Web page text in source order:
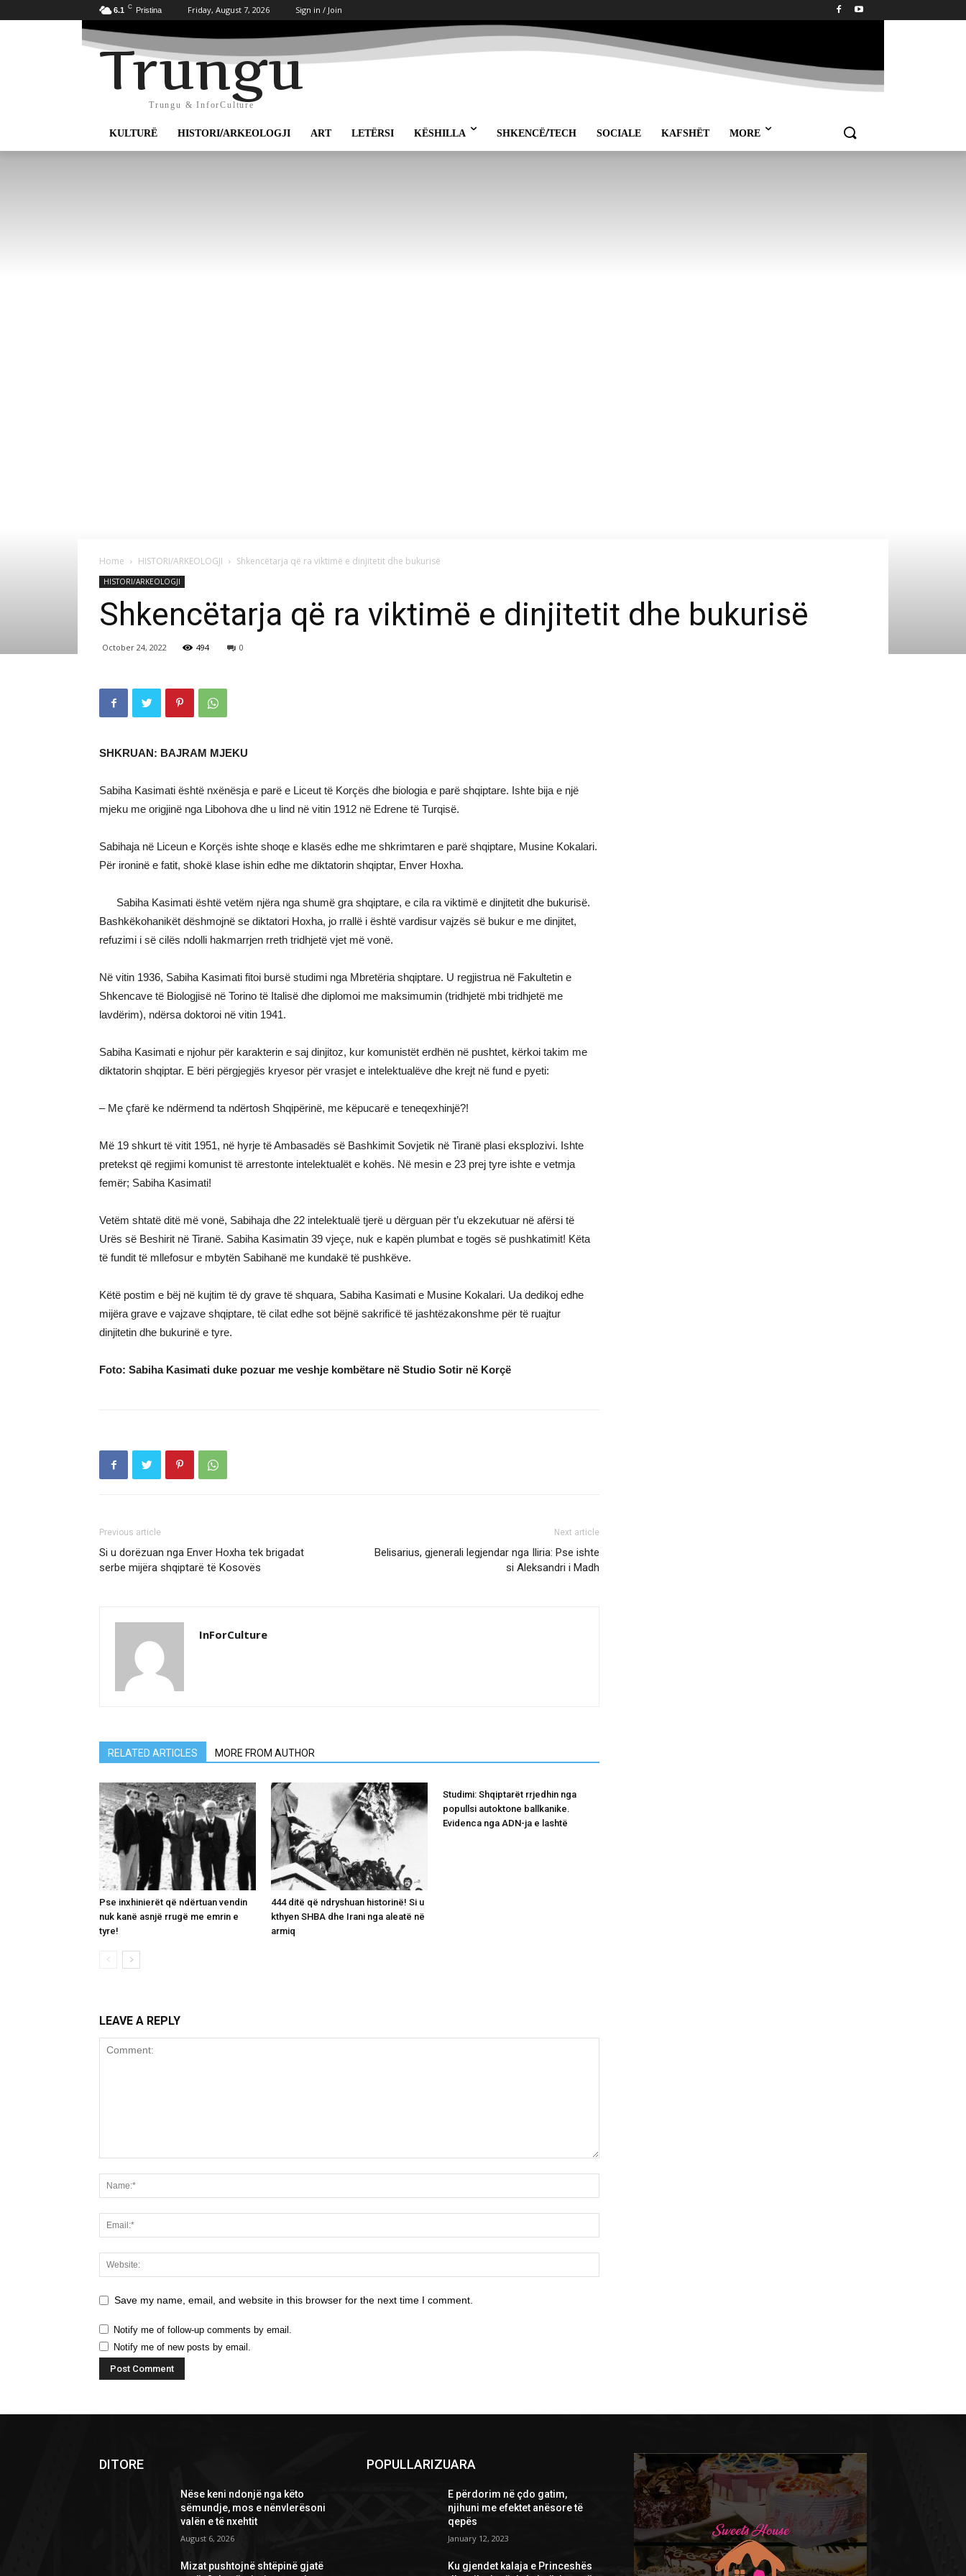
6.1 C Pristina Friday, August 7, 2026 Sign in / Join
Trungu
Trungu & InforCulture
KULTURË HISTORI/ARKEOLOGJI ART LETËRSI KËSHILLA SHKENCË/TECH SOCIALE KAFSHËT MORE
Home HISTORI/ARKEOLOGJI Shkencëtarja që ra viktimë e dinjitetit dhe bukurisë
HISTORI/ARKEOLOGJI
Shkencëtarja që ra viktimë e dinjitetit dhe bukurisë
October 24, 2022 494 0
SHKRUAN: BAJRAM MJEKU
Sabiha Kasimati është nxënësja e parë e Liceut të Korçës dhe biologia e parë shqiptare. Ishte bija e një
mjeku me origjinë nga Libohova dhe u lind në vitin 1912 në Edrene të Turqisë.
Sabihaja në Liceun e Korçës ishte shoqe e klasës edhe me shkrimtaren e parë shqiptare, Musine Kokalari.
Për ironinë e fatit, shokë klase ishin edhe me diktatorin shqiptar, Enver Hoxha.
Sabiha Kasimati është vetëm njëra nga shumë gra shqiptare, e cila ra viktimë e dinjitetit dhe bukurisë.
Bashkëkohanikët dëshmojnë se diktatori Hoxha, jo rrallë i është vardisur vajzës së bukur e me dinjitet,
refuzimi i së cilës ndolli hakmarrjen rreth tridhjetë vjet më vonë.
Në vitin 1936, Sabiha Kasimati fitoi bursë studimi nga Mbretëria shqiptare. U regjistrua në Fakultetin e
Shkencave të Biologjisë në Torino të Italisë dhe diplomoi me maksimumin (tridhjetë mbi tridhjetë me
lavdërim), ndërsa doktoroi në vitin 1941.
Sabiha Kasimati e njohur për karakterin e saj dinjitoz, kur komunistët erdhën në pushtet, kërkoi takim me
diktatorin shqiptar. E bëri përgjegjës kryesor për vrasjet e intelektualëve dhe krejt në fund e pyeti:
– Me çfarë ke ndërmend ta ndërtosh Shqipërinë, me këpucarë e teneqexhinjë?!
Më 19 shkurt të vitit 1951, në hyrje të Ambasadës së Bashkimit Sovjetik në Tiranë plasi eksplozivi. Ishte
pretekst që regjimi komunist të arrestonte intelektualët e kohës. Në mesin e 23 prej tyre ishte e vetmja
femër; Sabiha Kasimati!
Vetëm shtatë ditë më vonë, Sabihaja dhe 22 intelektualë tjerë u dërguan për t’u ekzekutuar në afërsi të
Urës së Beshirit në Tiranë. Sabiha Kasimatin 39 vjeçe, nuk e kapën plumbat e togës së pushkatimit! Këta
të fundit të mllefosur e mbytën Sabihanë me kundakë të pushkëve.
Këtë postim e bëj në kujtim të dy grave të shquara, Sabiha Kasimati e Musine Kokalari. Ua dedikoj edhe
mijëra grave e vajzave shqiptare, të cilat edhe sot bëjnë sakrificë të jashtëzakonshme për të ruajtur
dinjitetin dhe bukurinë e tyre.
Foto: Sabiha Kasimati duke pozuar me veshje kombëtare në Studio Sotir në Korçë
Previous article
Si u dorëzuan nga Enver Hoxha tek brigadat
serbe mijëra shqiptarë të Kosovës
Next article
Belisarius, gjenerali legjendar nga Iliria: Pse ishte
si Aleksandri i Madh
InForCulture
RELATED ARTICLES MORE FROM AUTHOR
Pse inxhinierët që ndërtuan vendin
nuk kanë asnjë rrugë me emrin e
tyre!
444 ditë që ndryshuan historinë! Si u
kthyen SHBA dhe Irani nga aleatë në
armiq
Studimi: Shqiptarët rrjedhin nga
popullsi autoktone ballkanike.
Evidenca nga ADN-ja e lashtë
LEAVE A REPLY
Save my name, email, and website in this browser for the next time I comment.
Notify me of follow-up comments by email.
Notify me of new posts by email.
DITORE
Nëse keni ndonjë nga këto
sëmundje, mos e nënvlerësoni
valën e të nxehtit
August 6, 2026
Mizat pushtojnë shtëpinë gjatë
POPULLARIZUARA
E përdorim në çdo gatim,
njihuni me efektet anësore të
qepës
January 12, 2023
Ku gjendet kalaja e Princeshës